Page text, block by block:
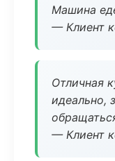
Машина
— Клиент
Отличная
идеально,
— Клиент